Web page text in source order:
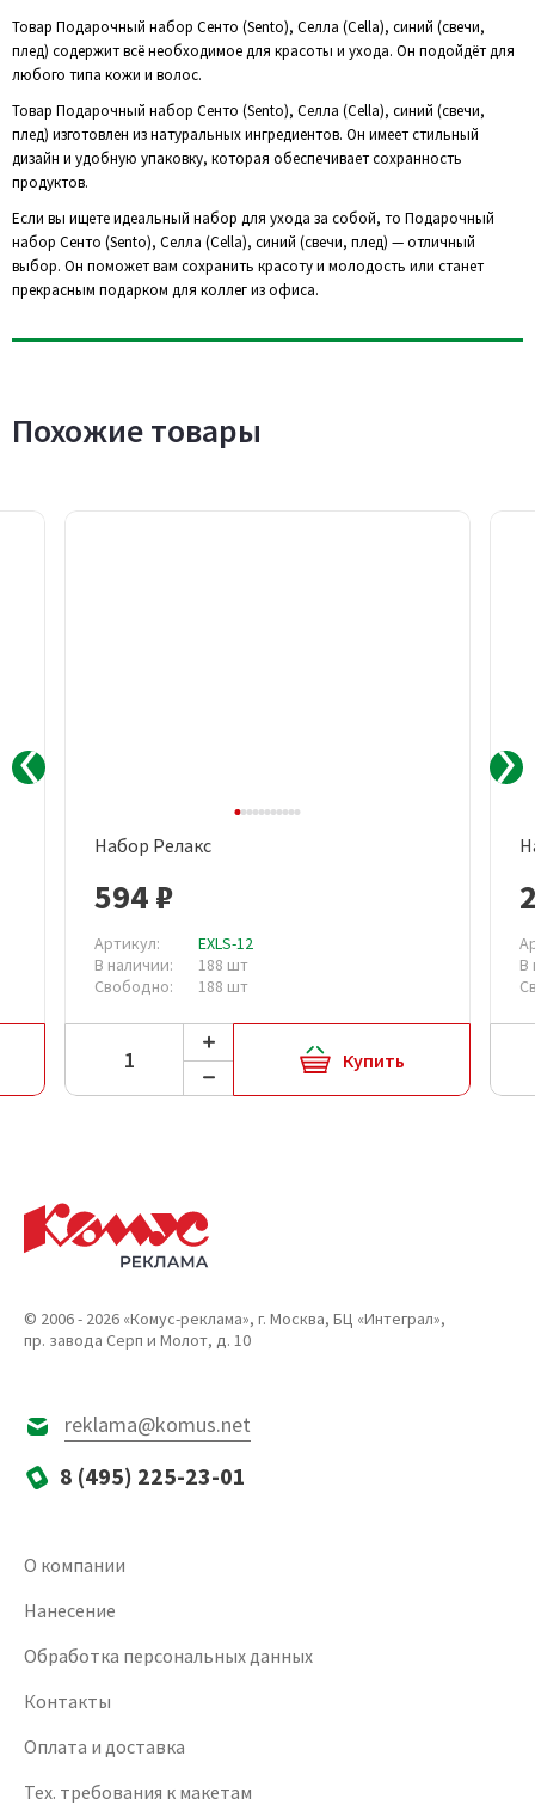
Товар Подарочный набор Сенто (Sento), Селла (Cella), синий (свечи,
плед) содержит всё необходимое для красоты и ухода. Он подойдёт для
любого типа кожи и волос.
Товар Подарочный набор Сенто (Sento), Селла (Cella), синий (свечи,
плед) изготовлен из натуральных ингредиентов. Он имеет стильный
дизайн и удобную упаковку, которая обеспечивает сохранность
продуктов.
Если вы ищете идеальный набор для ухода за собой, то Подарочный
набор Сенто (Sento), Селла (Cella), синий (свечи, плед) — отличный
выбор. Он поможет вам сохранить красоту и молодость или станет
прекрасным подарком для коллег из офиса.
Похожие товары
Набор Релакс
594 ₽
Артикул:
EXLS-12
В наличии:
188 шт
Свободно:
188 шт
Купить
В
© 2006 - 2026 «Комус-реклама», г. Москва, БЦ «Интеграл»,
пр. завода Серп и Молот, д. 10
reklama@komus.net
8 (495) 225-23-01
О компании
Нанесение
Обработка персональных данных
Контакты
Оплата и доставка
Тех. требования к макетам